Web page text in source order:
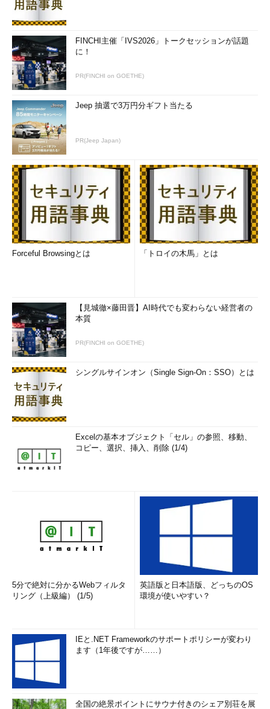
FINCHI主催「IVS2026」トークセッションが話題
に！
PR(FINCHI on GOETHE)
Jeep 抽選で3万円分ギフト当たる
PR(Jeep Japan)
Forceful Browsingとは 「トロイの木馬」とは
【見城徹×藤田晋】AI時代でも変わらない経営者の
本質
PR(FINCHI on GOETHE)
シングルサインオン（Single Sign-On：SSO）とは
Excelの基本オブジェクト「セル」の参照、移動、
コピー、選択、挿入、削除 (1/4)
5分で絶対に分かるWebフィルタ
リング（上級編） (1/5)
英語版と日本語版、どっちのOS
環境が使いやすい？
IEと.NET Frameworkのサポートポリシーが変わり
ます（1年後ですが……）
全国の絶景ポイントにサウナ付きのシェア別荘を展